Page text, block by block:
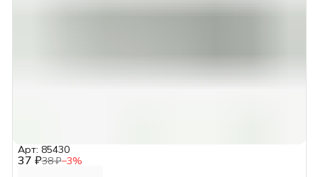
37 ₽38 ₽−3%
Арт: 85430